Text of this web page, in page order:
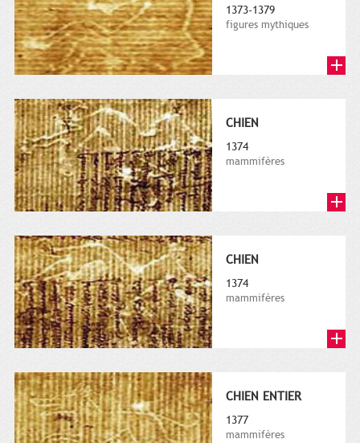
1373-1379
figures mythiques
CHIEN
1374
mammifères
CHIEN
1374
mammifères
CHIEN ENTIER
1377
mammifères